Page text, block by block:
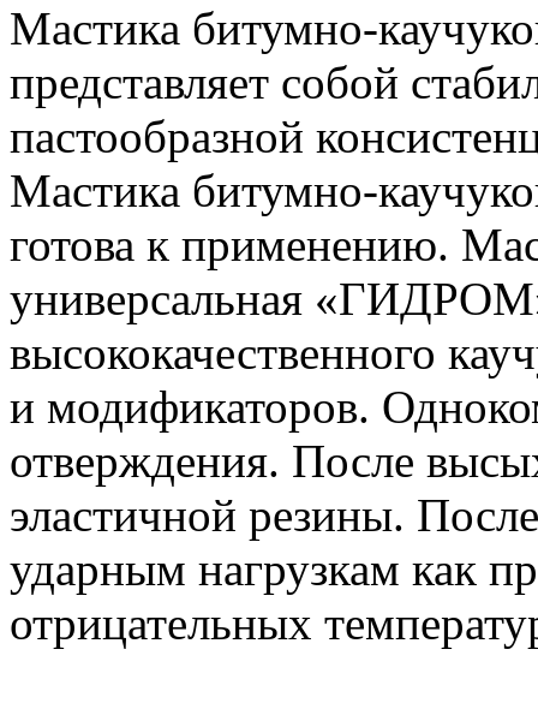
Мастика битумно-
представляет собой
пастообразной
Мастика битумно-
готова к применению.
универсальная
высококачественного
и модификаторов.
отверждения. После
эластичной резины.
ударным нагрузкам как
отрицательных